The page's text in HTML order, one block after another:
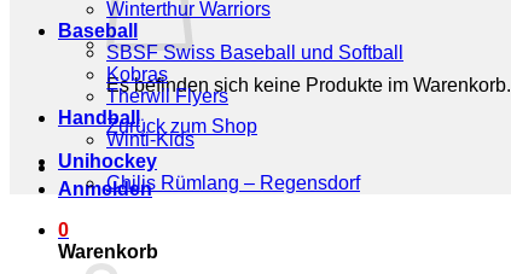
Es befinden sich keine Produkte im Warenkorb.
Zurück zum Shop
Anmelden
0
Warenkorb
Winterthur Warriors
Baseball
SBSF Swiss Baseball und Softball
Kobras
Therwil Flyers
Handball
Winti-Kids
Unihockey
Chilis Rümlang – Regensdorf